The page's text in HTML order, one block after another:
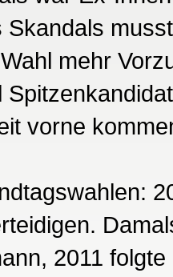
Skandals
mehr
vorne
2011